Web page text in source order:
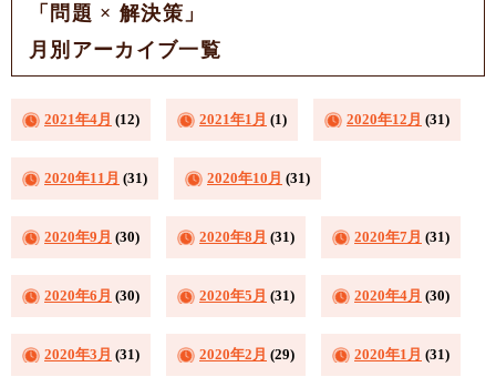
「問題 × 解決策」
月別アーカイブ一覧
2021年4月 (12) 2021年1月 (1) 2020年12月 (31)
2020年11月 (31) 2020年10月 (31)
2020年9月 (30) 2020年8月 (31) 2020年7月 (31)
2020年6月 (30) 2020年5月 (31) 2020年4月 (30)
2020年3月 (31) 2020年2月 (29) 2020年1月 (31)